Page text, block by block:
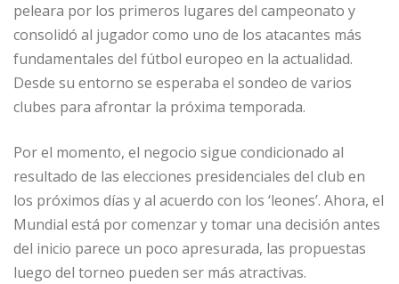
peleara por los primeros lugares del campeonato y
consolidó al jugador como uno de los atacantes más
fundamentales del fútbol europeo en la actualidad.
Desde su entorno se esperaba el sondeo de varios
clubes para afrontar la próxima temporada.
Por el momento, el negocio sigue condicionado al
resultado de las elecciones presidenciales del club en
los próximos días y al acuerdo con los ‘leones’. Ahora, el
Mundial está por comenzar y tomar una decisión antes
del inicio parece un poco apresurada, las propuestas
luego del torneo pueden ser más atractivas.